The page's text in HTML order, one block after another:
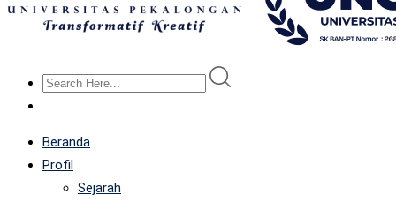
Beranda
Profil
Sejarah